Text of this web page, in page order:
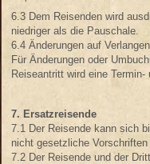
6.3 Dem Reisenden wird
niedriger als die Pauschale.
6.4 Änderungen auf
Für Änderungen oder
Reiseantritt wird eine
7. Ersatzreisende
7.1 Der Reisende kann sich
nicht gesetzliche
7.2 Der Reisende und der